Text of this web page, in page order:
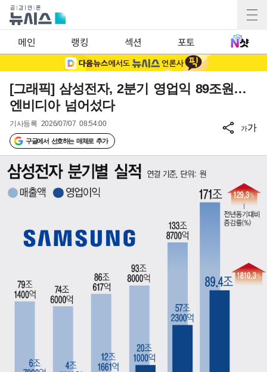
메인 랭킹 섹션 포토
[그래픽] 삼성전자, 2분기 영업익 89조원…
엔비디아 넘어섰다
기사등록 2026/07/07 08:54:00
구글에서 선호하는 매체로 추가
가가